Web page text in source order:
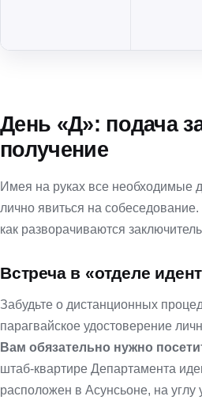
День «Д»: подача
получение
Имея на руках все необходимые
лично явиться на собеседование.
как разворачиваются
Встреча в «отделе
Забудьте о дистанционных
парагвайское удостоверение
Вам обязательно нужно
штаб-квартире Департамента
расположен в Асунсьоне, на углу